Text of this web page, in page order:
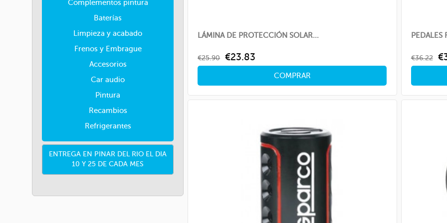
Complementos pintura
Baterías
Limpieza y acabado
Frenos y Embrague
Accesorios
Car audio
Pintura
Recambios
Refrigerantes
ENTREGA EN PINAR DEL RIO EL DIA
10 Y 25 DE CADA MES
LÁMINA DE PROTECCIÓN SOLAR...
Regular
price
€25.90 Price
€23.83
COMPRAR
Regular
price
€36.22